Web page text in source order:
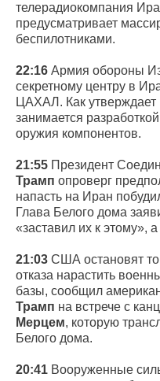
телерадиокомпания
предусматривает
беспилотниками.
22:16 Армия обороны
секретному центру в
ЦАХАЛ. Как утверждает
занимается
оружия компонентов.
21:55 Президент
Трамп опроверг
напасть на Иран
Глава Белого дома
«заставил их к этому»,
21:03 США остановят
отказа нарастить
базы, сообщил
Трамп на встрече с
Мерцем, которую
Белого дома.
20:41 Вооруженные